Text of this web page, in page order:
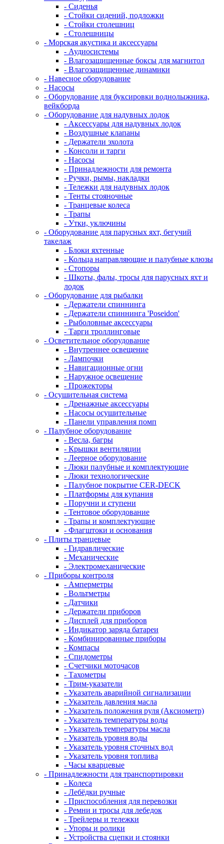
- Сиденья
- Стойки сидений, подложки
- Стойки столешниц
- Столешницы
- Морская акустика и аксессуары
- Аудиосистемы
- Влагозащищенные боксы для магнитол
- Влагозащищенные динамики
- Навесное оборудование
- Насосы
- Оборудование для буксировки воднолыжника,
вейкборда
- Оборудование для надувных лодок
- Аксессуары для надувных лодок
- Воздушные клапаны
- Держатели эхолота
- Консоли и тарги
- Насосы
- Принадлежности для ремонта
- Ручки, рымы, накладки
- Тележки для надувных лодок
- Тенты стояночные
- Транцевые колеса
- Трапы
- Утки, уключины
- Оборудование для парусных яхт, бегучий
такелаж
- Блоки яхтенные
- Кольца направляющие и палубные клюзы
- Стопоры
- Шкоты, фалы, тросы для парусных яхт и
лодок
- Оборудование для рыбалки
- Держатели спиннинга
- Держатели спиннинга 'Poseidon'
- Рыболовные аксессуары
- Тарги троллинговые
- Осветительное оборудование
- Внутреннее освещение
- Лампочки
- Навигационные огни
- Наружное освещение
- Прожекторы
- Осушительная система
- Дренажные аксессуары
- Насосы осушительные
- Панели управления помп
- Палубное оборудование
- Весла, багры
- Крышки вентиляции
- Леерное оборудование
- Люки палубные и комплектующие
- Люки технологические
- Палубное покрытие CER-DECK
- Платформы для купания
- Поручни и ступени
- Тентовое оборудование
- Трапы и комплектующие
- Флагштоки и основания
- Плиты транцевые
- Гидравлические
- Механические
- Электромеханические
- Приборы контроля
- Амперметры
- Вольтметры
- Датчики
- Держатели приборов
- Дисплей для приборов
- Индикатор заряда батареи
- Комбинированные приборы
- Компасы
- Спидометры
- Счетчики моточасов
- Тахометры
- Трим-указатели
- Указатель аварийной сигнализации
- Указатель давления масла
- Указатель положения руля (Аксиометр)
- Указатель температуры воды
- Указатель температуры масла
- Указатель уровня воды
- Указатель уровня сточных вод
- Указатель уровня топлива
- Часы кварцевые
- Принадлежности для транспортировки
- Колеса
- Лебёдки ручные
- Приспособления для перевозки
- Ремни и тросы для лебедок
- Трейлеры и тележки
- Упоры и ролики
- Устройства сцепки и стоянки